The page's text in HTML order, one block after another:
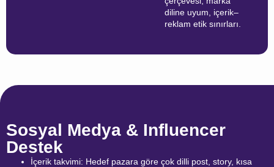
diline uyum, içerik–
reklam etik sınırları.
Sosyal Medya & Influencer
Destek
İçerik takvimi: Hedef pazara göre çok dilli post, story, kısa